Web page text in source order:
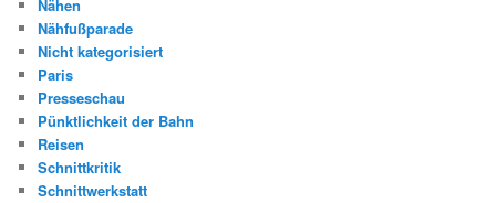
Nähen
Nähfußparade
Nicht kategorisiert
Paris
Presseschau
Pünktlichkeit der Bahn
Reisen
Schnittkritik
Schnittwerkstatt